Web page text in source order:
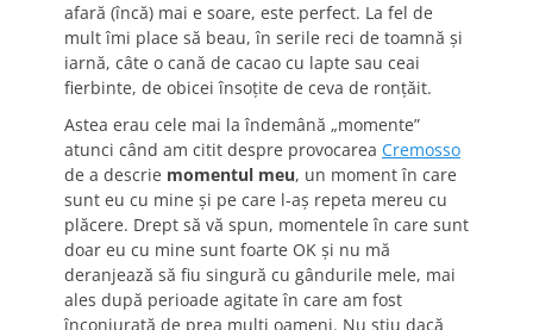
afară (încă) mai e soare, este perfect. La fel de
mult îmi place să beau, în serile reci de toamnă și
iarnă, câte o cană de cacao cu lapte sau ceai
fierbinte, de obicei însoțite de ceva de ronțăit.
Astea erau cele mai la îndemână „momente”
atunci când am citit despre provocarea Cremosso
de a descrie momentul meu, un moment în care
sunt eu cu mine și pe care l-aș repeta mereu cu
plăcere. Drept să vă spun, momentele în care sunt
doar eu cu mine sunt foarte OK și nu mă
deranjează să fiu singură cu gândurile mele, mai
ales după perioade agitate în care am fost
înconjurată de prea mulți oameni. Nu știu dacă